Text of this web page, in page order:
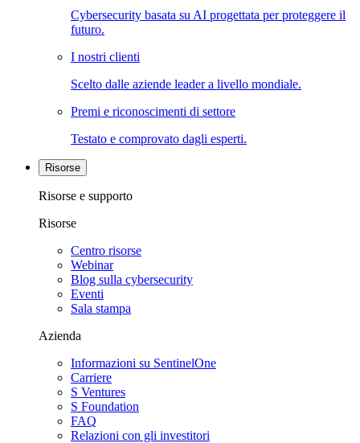
Cybersecurity basata su AI progettata per proteggere il
futuro.
I nostri clienti
Scelto dalle aziende leader a livello mondiale.
Premi e riconoscimenti di settore
Testato e comprovato dagli esperti.
Risorse
Risorse e supporto
Risorse
Centro risorse
Webinar
Blog sulla cybersecurity
Eventi
Sala stampa
Azienda
Informazioni su SentinelOne
Carriere
S Ventures
S Foundation
FAQ
Relazioni con gli investitori